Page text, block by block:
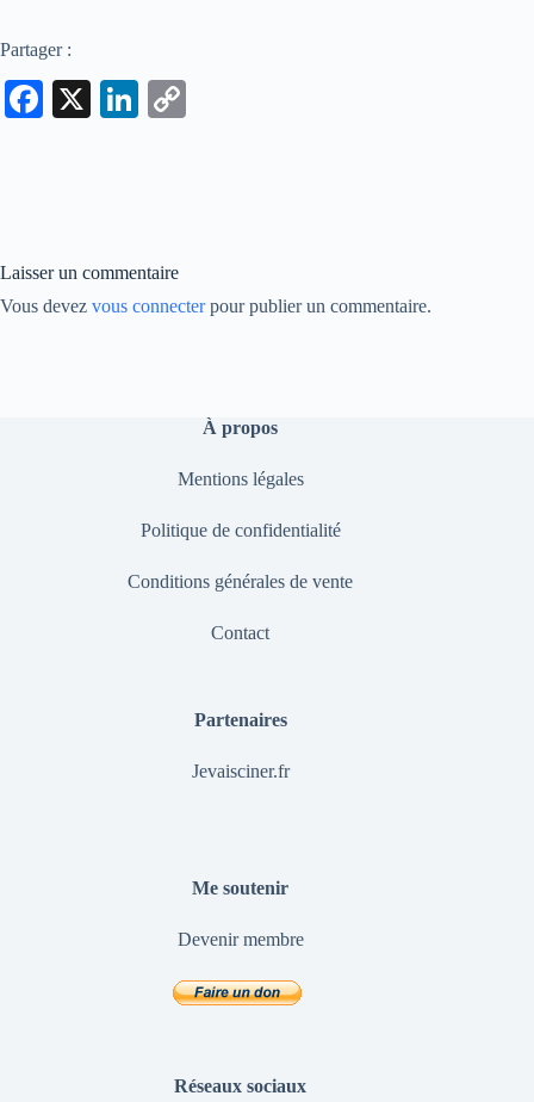
Partager :
Fa
X
Li
Laisser un commentaire
Vous devez vous connecterpour publier un commentaire.
À propos
Mentions légales
Politique de confidentialité
Conditions générales de vente
Contact
Partenaires
Jevaisciner.fr
Me soutenir
Devenir membre
Réseaux sociaux